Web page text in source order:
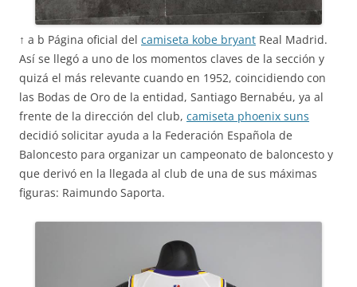
↑ a b Página oficial del camiseta kobe bryant Real Madrid.
Así se llegó a uno de los momentos claves de la sección y
quizá el más relevante cuando en 1952, coincidiendo con
las Bodas de Oro de la entidad, Santiago Bernabéu, ya al
frente de la dirección del club, camiseta phoenix suns
decidió solicitar ayuda a la Federación Española de
Baloncesto para organizar un campeonato de baloncesto y
que derivó en la llegada al club de una de sus máximas
figuras: Raimundo Saporta.